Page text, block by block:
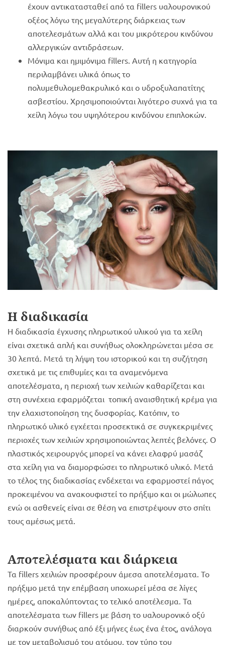
έχουν αντικατασταθεί από τα fillers υαλουρονικού
οξέος λόγω της μεγαλύτερης διάρκειας των
αποτελεσμάτων αλλά και του μικρότερου κινδύνου
αλλεργικών αντιδράσεων.
Μόνιμα και ημιμόνιμα fillers. Αυτή η κατηγορία
περιλαμβάνει υλικά όπως το
πολυμεθυλομεθακρυλικό και ο υδροξυλαπατίτης
ασβεστίου. Χρησιμοποιούνται λιγότερο συχνά για τα
χείλη λόγω του υψηλότερου κινδύνου επιπλοκών.
Η διαδικασία
Η διαδικασία έγχυσης πληρωτικού υλικού για τα χείλη
είναι σχετικά απλή και συνήθως ολοκληρώνεται μέσα σε
30 λεπτά. Μετά τη λήψη του ιστορικού και τη συζήτηση
σχετικά με τις επιθυμίες και τα αναμενόμενα
αποτελέσματα, η περιοχή των χειλιών καθαρίζεται και
στη συνέχεια εφαρμόζεται τοπική αναισθητική κρέμα για
την ελαχιστοποίηση της δυσφορίας. Κατόπιν, το
πληρωτικό υλικό εγχέεται προσεκτικά σε συγκεκριμένες
περιοχές των χειλιών χρησιμοποιώντας λεπτές βελόνες. Ο
πλαστικός χειρουργός μπορεί να κάνει ελαφρύ μασάζ
στα χείλη για να διαμορφώσει το πληρωτικό υλικό. Μετά
το τέλος της διαδικασίας ενδέχεται να εφαρμοστεί πάγος
προκειμένου να ανακουφιστεί το πρήξιμο και οι μώλωπες
ενώ οι ασθενείς είναι σε θέση να επιστρέψουν στο σπίτι
τους αμέσως μετά.
Αποτελέσματα και διάρκεια
Τα fillers χειλιών προσφέρουν άμεσα αποτελέσματα. Το
πρήξιμο μετά την επέμβαση υποχωρεί μέσα σε λίγες
ημέρες, αποκαλύπτοντας το τελικό αποτέλεσμα. Τα
αποτελέσματα των fillers με βάση το υαλουρονικό οξύ
διαρκούν συνήθως από έξι μήνες έως ένα έτος, ανάλογα
με τον μεταβολισμό του ατόμου, τον τύπο του